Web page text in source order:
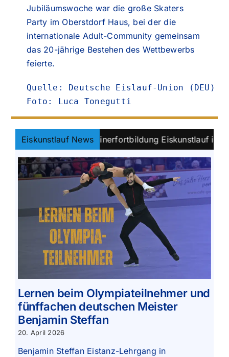
Jubiläumswoche war die große Skaters
Party im Oberstdorf Haus, bei der die
internationale Adult-Community gemeinsam
das 20-jährige Bestehen des Wettbewerbs
feierte.
Quelle: Deutsche Eislauf-Union (DEU)
Foto: Luca Tonegutti
Eiskunstlauf News
Trainerfortbildung Eiskunstlauf in Oberstdorf
Lernen beim Olympiateilnehmer und
fünffachen deutschen Meister
Benjamin Steffan
20. April 2026
Benjamin Steffan Eistanz-Lehrgang in